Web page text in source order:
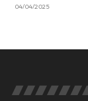
04/04/2025